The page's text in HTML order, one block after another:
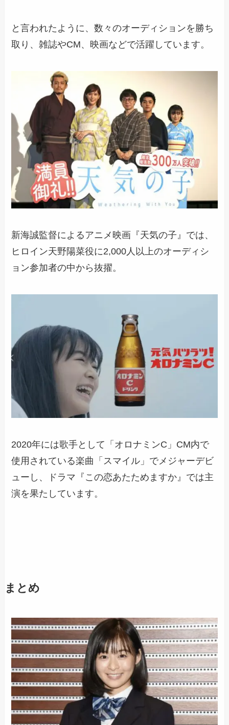
と言われたように、数々のオーディションを勝ち
取り、雑誌やCM、映画などで活躍しています。
新海誠監督によるアニメ映画『天気の子』では、
ヒ ロイン天野陽菜役に2,000人以上のオーディシ
ョン参加者の中から抜擢。
2020年には歌手として「オロナミンC」CM内で
使用されている楽曲「スマイル」でメジャーデビ
ューし、ドラマ『この恋あたためますか』では主
演を果たしています。
まとめ